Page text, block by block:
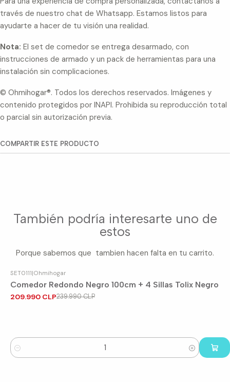
través de nuestro chat de Whatsapp. Estamos listos para
ayudarte a hacer de tu visión una realidad.
Nota: El set de comedor se entrega desarmado, con
instrucciones de armado y un pack de herramientas para una
instalación sin complicaciones.
©️ Ohmihogar®. Todos los derechos reservados. Imágenes y
contenido protegidos por INAPI. Prohibida su reproducción total
o parcial sin autorización previa.
COMPARTIR ESTE PRODUCTO
También podría interesarte uno de
estos
Porque sabemos que tambien hacen falta en tu carrito.
-13%OFF
SET0111|Ohmihogar
Comedor Redondo Negro 100cm + 4 Sillas Tolix Negro
209.990 CLP239.990 CLP
Cantidad